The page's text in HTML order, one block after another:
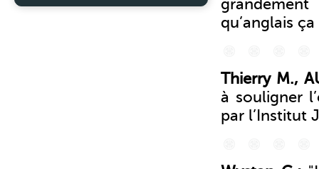
qu’anglais
Thierry M.,
à souligner
par l’Institut